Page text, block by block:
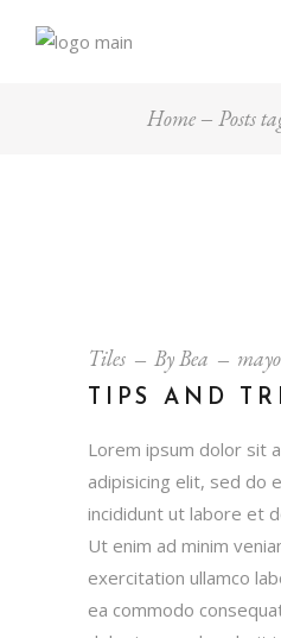
Home Posts
Tiles ByBea
TIPS AND
Lorem ipsum dolor sit
adipisicing elit, sed do
incididunt ut labore et
Ut enim ad minim
exercitation ullamco
ea commodo